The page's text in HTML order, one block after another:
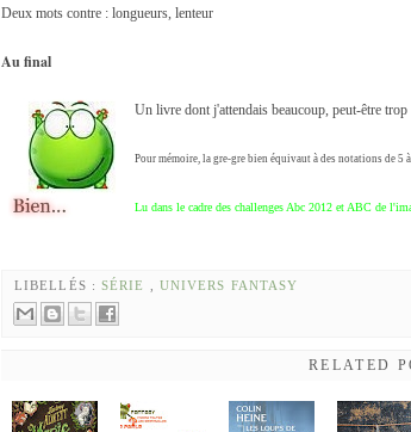
Deux mots contre : longueurs, lenteur
Au final
Un livre dont j'attendais beaucoup, peut-être
Pour mémoire, la gre-gre bien équivaut à des notations de 5
Lu dans le cadre des challenges Abc 2012 et ABC de
LIBELLÉS :SÉRIE UNIVERS FANTASY
RELATED